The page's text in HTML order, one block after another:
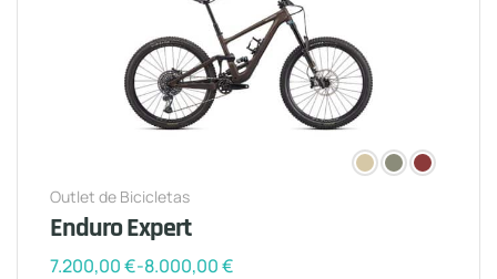
Outlet de Bicicletas
Enduro Expert
7.200,00€-8.000,00€